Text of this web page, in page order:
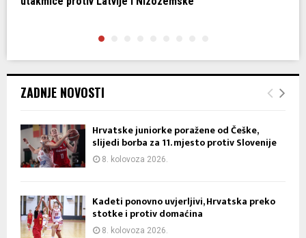
ZADNJE NOVOSTI
Hrvatske juniorke poražene od Češke,
slijedi borba za 11. mjesto protiv Slovenije
8. kolovoza 2026.
Kadeti ponovno uvjerljivi, Hrvatska preko
stotke i protiv domaćina
8. kolovoza 2026.